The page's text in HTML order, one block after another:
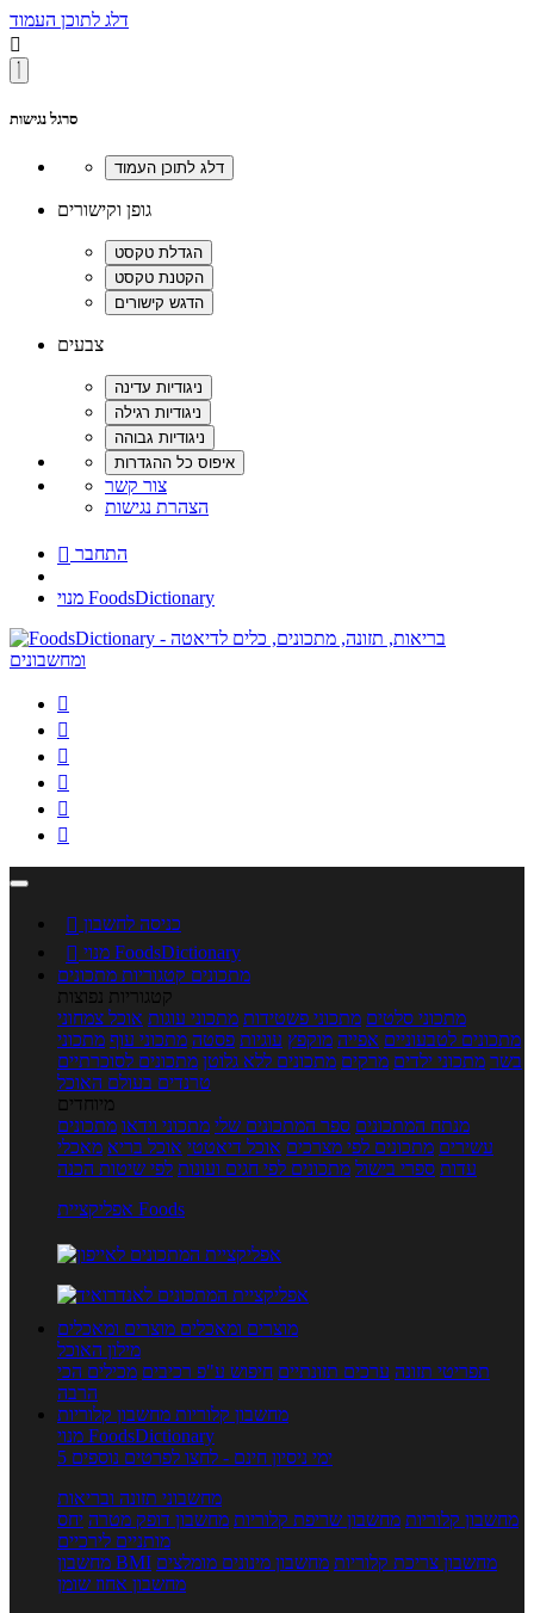
דלג לתוכן העמוד

סרגל נגישות
גופן וקישורים
צבעים
צור קשר
הצהרת נגישות
 התחבר
מנוי FoodsDictionary






 כניסה לחשבון

מנוי FoodsDictionary
מתכונים קטגוריות מתכונים
קטגוריות נפוצות
מתכוני סלטים מתכוני פשטידות מתכוני עוגות אוכל צמחוני
מתכונים לטבעוניים אפייה מוקפץ עוגיות פסטה מתכוני עוף מתכוני
בשר מתכוני ילדים מרקים מתכונים ללא גלוטן מתכונים לסוכרתיים
טרנדים בעולם האוכל
מיוחדים
מנתח המתכונים ספר המתכונים שלי מתכוני וידאו מתכונים
עשירים מתכונים לפי מצרכים אוכל דיאטטי אוכל בריא מאכלי
עדות ספרי בישול מתכונים לפי חגים ועונות לפי שיטות הכנה
אפליקציית Foods
מוצרים ומאכלים מוצרים ומאכלים
מילון האוכל
תפריטי תזונה ערכים תזונתיים חיפוש ע"פ רכיבים מכילים הכי
הרבה
מחשבון קלוריות מחשבון קלוריות
מנוי FoodsDictionary
5 ימי ניסיון חינם - לחצו לפרטים נוספים
מחשבוני תזונה ובריאות
מחשבון קלוריות מחשבון שריפת קלוריות מחשבון דופק מטרה יחס
מותניים לירכיים
מחשבון BMI
מחשבון צריכת קלוריות מחשבון מינונים מומלצים
מחשבון אחוז שומן